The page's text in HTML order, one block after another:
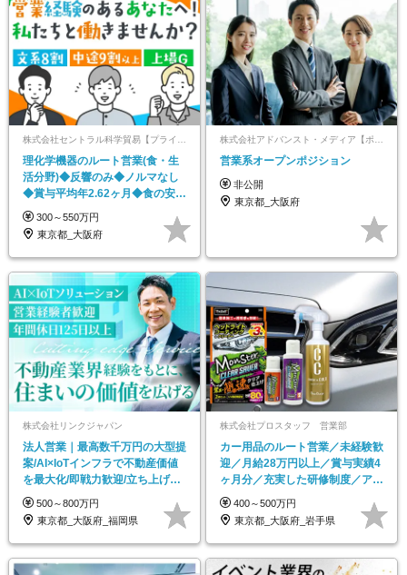
理化学機器のルート営業(食・生
活分野)◆反響のみ◆ノルマなし
◆賞与平均年2.62ヶ月◆食の安心
安全を支える
300～550万円
東京都_大阪府
営業系オープンポジション
非公開
東京都_大阪府
株式会社リンクジャパン
法人営業｜最高数千万円の大型提
案/AI×IoTインフラで不動産価値
を最大化/即戦力歓迎/立ち上げメ
ンバーも募集
500～800万円
東京都_大阪府_福岡県
株式会社プロスタッフ 営業部
カー用品のルート営業／未経験歓
迎／月給28万円以上／賞与実績4
ヶ月分／充実した研修制度／アイ
デアを活かせる
400～500万円
東京都_大阪府_岩手県